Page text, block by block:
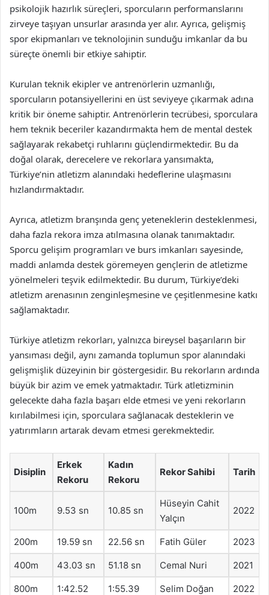
psikolojik hazırlık süreçleri, sporcuların performanslarını
zirveye taşıyan unsurlar arasında yer alır. Ayrıca, gelişmiş
spor ekipmanları ve teknolojinin sunduğu imkanlar da bu
süreçte önemli bir etkiye sahiptir.
Kurulan teknik ekipler ve antrenörlerin uzmanlığı,
sporcuların potansiyellerini en üst seviyeye çıkarmak adına
kritik bir öneme sahiptir. Antrenörlerin tecrübesi, sporculara
hem teknik beceriler kazandırmakta hem de mental destek
sağlayarak rekabetçi ruhlarını güçlendirmektedir. Bu da
doğal olarak, derecelere ve rekorlara yansımakta,
Türkiye’nin atletizm alanındaki hedeflerine ulaşmasını
hızlandırmaktadır.
Ayrıca, atletizm branşında genç yeteneklerin desteklenmesi,
daha fazla rekora imza atılmasına olanak tanımaktadır.
Sporcu gelişim programları ve burs imkanları sayesinde,
maddi anlamda destek göremeyen gençlerin de atletizme
yönelmeleri teşvik edilmektedir. Bu durum, Türkiye’deki
atletizm arenasının zenginleşmesine ve çeşitlenmesine katkı
sağlamaktadır.
Türkiye atletizm rekorları, yalnızca bireysel başarıların bir
yansıması değil, aynı zamanda toplumun spor alanındaki
gelişmişlik düzeyinin bir göstergesidir. Bu rekorların ardında
büyük bir azim ve emek yatmaktadır. Türk atletizminin
gelecekte daha fazla başarı elde etmesi ve yeni rekorların
kırılabilmesi için, sporculara sağlanacak desteklerin ve
yatırımların artarak devam etmesi gerekmektedir.
Disiplin
Erkek
Rekoru
Kadın
Rekoru
Rekor Sahibi Tarih
100m 9.53 sn 10.85 sn
Hüseyin Cahit
Yalçın
2022
200m 19.59 sn 22.56 sn Fatih Güler 2023
400m 43.03 sn 51.18 sn Cemal Nuri 2021
800m 1:42.52 1:55.39 Selim Doğan 2022